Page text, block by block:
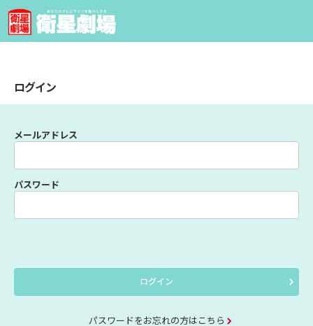
ログイン
メールアドレス
パスワード
ログイン
パスワードをお忘れの方はこちら